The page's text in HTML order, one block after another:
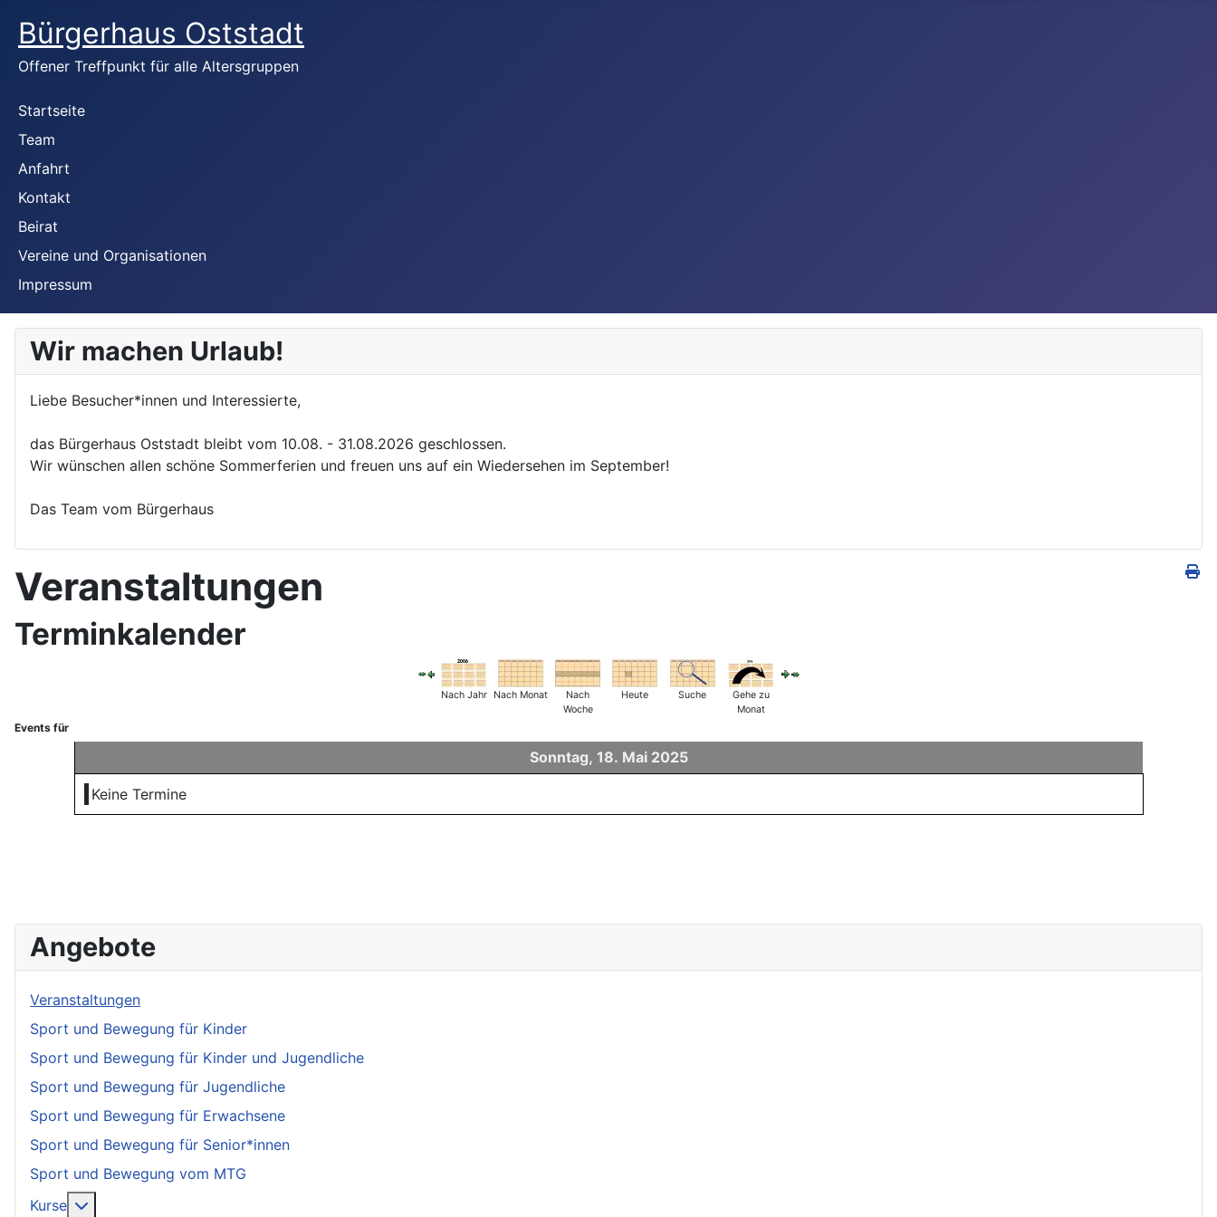
Bürgerhaus Oststadt
Offener Treffpunkt für alle Altersgruppen
Startseite
Team
Anfahrt
Kontakt
Beirat
Vereine und Organisationen
Impressum
Wir machen Urlaub!
Liebe Besucher*innen und Interessierte,
das Bürgerhaus Oststadt bleibt vom 10.08. - 31.08.2026 geschlossen.
Wir wünschen allen schöne Sommerferien und freuen uns auf ein Wiedersehen im September!
Das Team vom Bürgerhaus
Veranstaltungen
Terminkalender
Nach Jahr Nach Monat
Nach
Woche
Heute Suche
Gehe zu
Monat
Events für
Sonntag, 18. Mai 2025
Keine Termine
Angebote
Veranstaltungen
Sport und Bewegung für Kinder
Sport und Bewegung für Kinder und Jugendliche
Sport und Bewegung für Jugendliche
Sport und Bewegung für Erwachsene
Sport und Bewegung für Senior*innen
Sport und Bewegung vom MTG
Kurse